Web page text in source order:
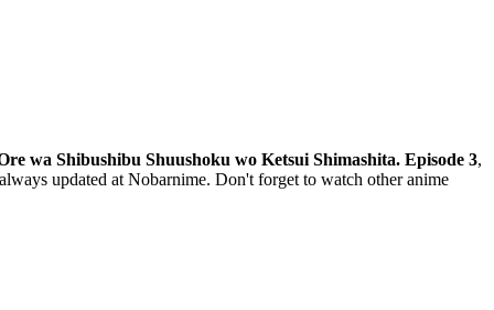
wa Shibushibu Shuushoku wo Ketsui Shimashita. Episode 3,
updated at Nobarnime. Don't forget to watch other anime